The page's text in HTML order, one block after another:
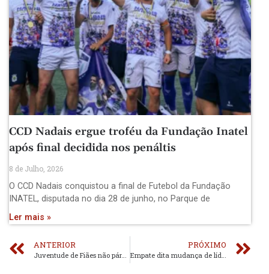
CCD Nadais ergue troféu da Fundação Inatel
após final decidida nos penáltis
8 de Julho, 2026
O CCD Nadais conquistou a final de Futebol da Fundação
INATEL, disputada no dia 28 de junho, no Parque de
Ler mais »
ANTERIOR
Juventude de Fiães não pára Leões
PRÓXIMO
Empate dita mudança de líder